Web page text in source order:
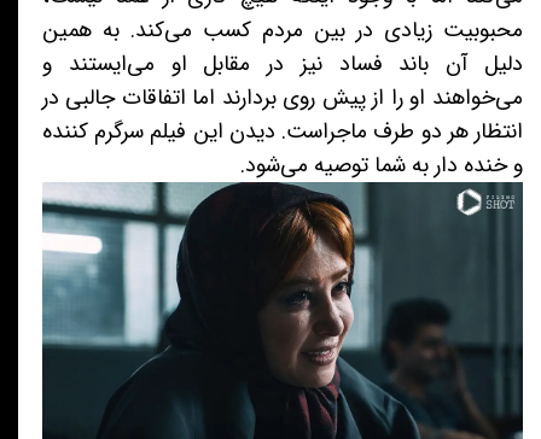
محبوبیت زیادی در بین مردم کسب می‌کند. به همین
دلیل آن باند فساد نیز در مقابل او می‌ایستند و
می‌خواهند او را از پیش روی بردارند اما اتفاقات جالبی در
انتظار هر دو طرف ماجراست. دیدن این فیلم سرگرم کننده
و خنده دار به شما توصیه می‌شود.